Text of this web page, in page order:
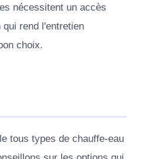
nécessitent un accès
qui rend l'entretien
choix.
tous types de chauffe-eau